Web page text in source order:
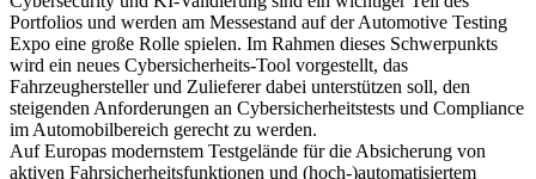
Portfolios und werden am Messestand auf der Automotive Testing
Expo eine große Rolle spielen. Im Rahmen dieses Schwerpunkts
wird ein neues Cybersicherheits-Tool vorgestellt, das
Fahrzeughersteller und Zulieferer dabei unterstützen soll, den
steigenden Anforderungen an Cybersicherheitstests und Compliance
im Automobilbereich gerecht zu werden.
Auf Europas modernstem Testgelände für die Absicherung von
aktiven Fahrsicherheitsfunktionen und (hoch-)automatisiertem